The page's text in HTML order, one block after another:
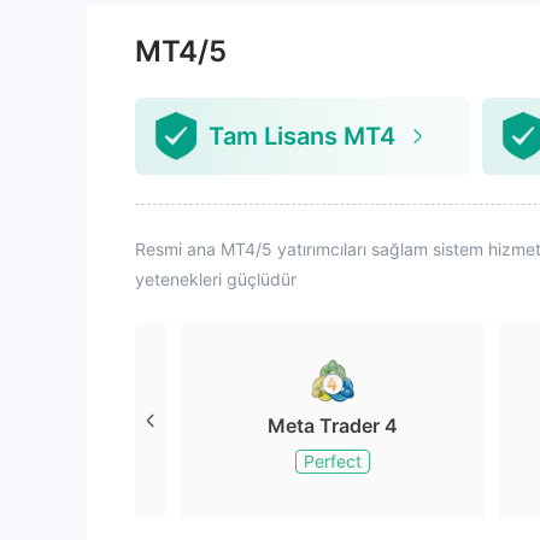
MT4/5
Tam Lisans MT4
Resmi ana MT4/5 yatırımcıları sağlam sistem
yetenekleri güçlüdür
Meta Trader 4
Perfect